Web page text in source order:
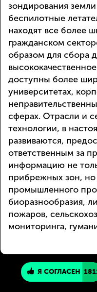
зондирования
беспилотные
находят все более
гражданском
образом для сбора
доступны более
университетах,
сферах. Отрасли и
технологии, в
развиваются,
ответственным за
информацию не
прибрежных зон, но
промышленного
биоразнообразия,
пожаров,
мониторинга,
Я СОГЛАСЕН